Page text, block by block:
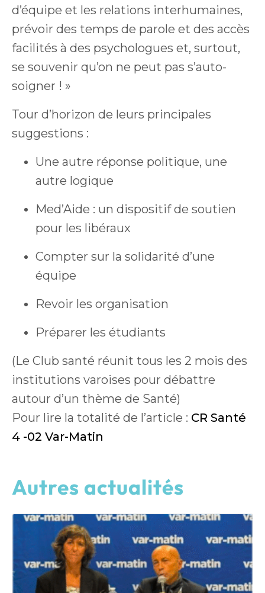
d’équipe et les relations interhumaines,
prévoir des temps de parole et des accès
facilités à des psychologues et, surtout,
se souvenir qu’on ne peut pas s’auto-
soigner ! »
Tour d’horizon de leurs principales
suggestions :
Une autre réponse politique, une
autre logique
Med’Aide : un dispositif de soutien
pour les libéraux
Compter sur la solidarité d’une
équipe
Revoir les organisation
Préparer les étudiants
(Le Club santé réunit tous les 2 mois des
institutions varoises pour débattre
autour d’un thème de Santé)
Pour lire la totalité de l’article : CR Santé
4 -02 Var-Matin
Autres actualités